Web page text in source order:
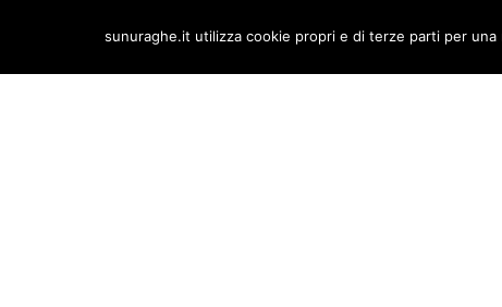
content
sunuraghe.it utilizza cookie propri e di terze parti per